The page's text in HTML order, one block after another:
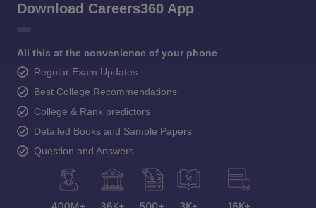
Download Careers360 App
All this at the convenience of your phone
Regular Exam Updates
Best College Recommendations
College & Rank predictors
Detailed Books and Sample Papers
Question and Answers